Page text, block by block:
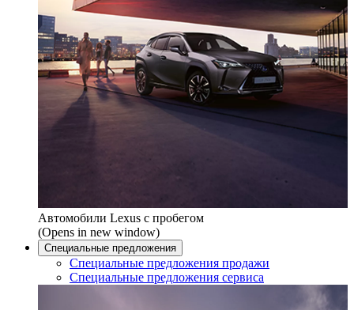
Автомобили Lexus с пробегом
(Opens in new window)
Специальные предложения
Специальные предложения продажи
Специальные предложения сервиса